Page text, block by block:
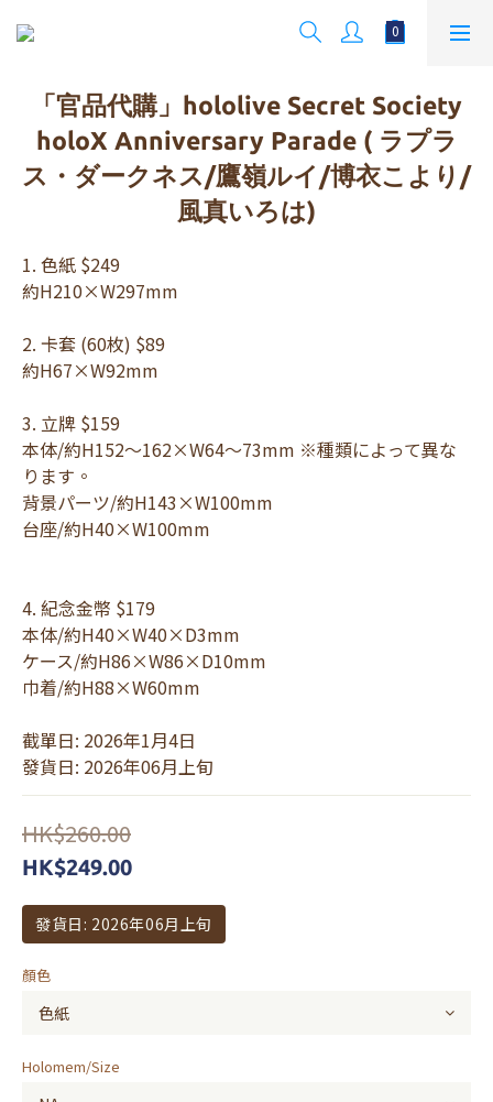
「官品代購」hololive Secret Society
holoX Anniversary Parade ( ラプラ
ス・ダークネス/鷹嶺ルイ/博衣こより/
風真いろは)
1. 色紙 $249
約H210×W297mm
2. 卡套 (60枚) $89
約H67×W92mm
3. 立牌 $159
本体/約H152～162×W64～73mm ※種類によって異な
ります。
背景パーツ/約H143×W100mm
台座/約H40×W100mm
4. 紀念金幣 $179
本体/約H40×W40×D3mm
ケース/約H86×W86×D10mm
巾着/約H88×W60mm
截單日: 2026年1月4日
發貨日: 2026年06月上旬
HK$260.00
HK$249.00
發貨日: 2026年06月上旬
顏色
Holomem/Size